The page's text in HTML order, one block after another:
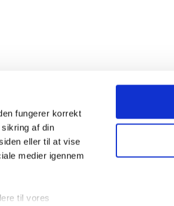
fungerer korrekt
af din
eller til at vise
medier igennem
til vores